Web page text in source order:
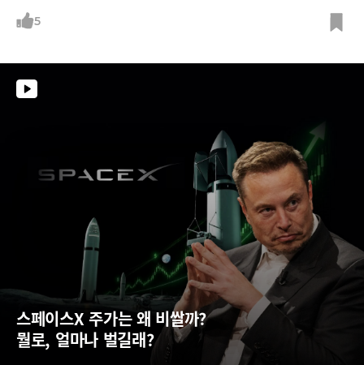
설명하는 실리콘 포토닉스가 가져올 반도체 산업의 변화를 지금 영상에서
5
스페이스X 주가는 왜 비쌀까?
뭘로, 얼마나 벌길래?